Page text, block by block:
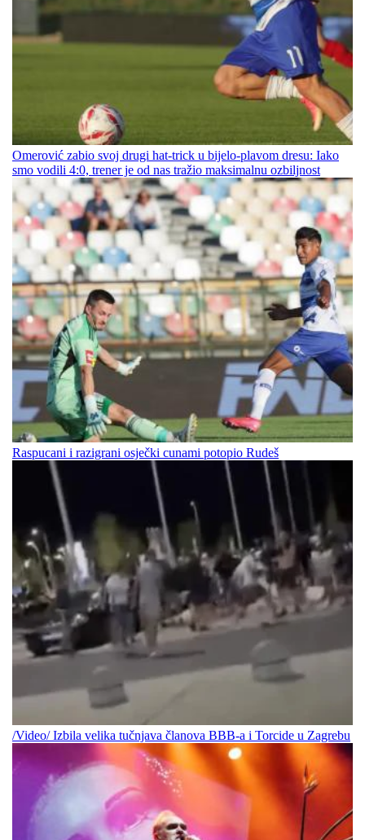
Omerović zabio svoj drugi hat-trick u bijelo-plavom dresu: Iako
smo vodili 4:0, trener je od nas tražio maksimalnu ozbiljnost
Raspucani i razigrani osječki cunami potopio Rudeš
/Video/ Izbila velika tučnjava članova BBB-a i Torcide u Zagrebu